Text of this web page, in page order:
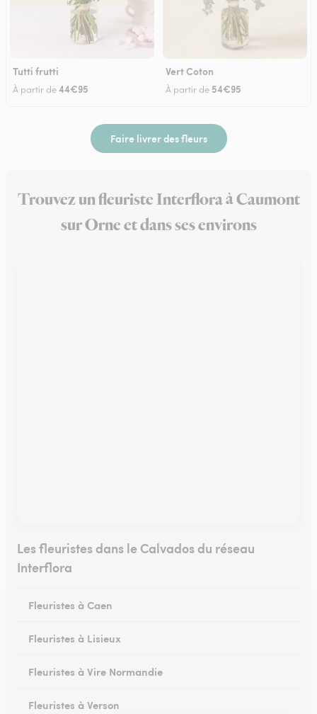
Tutti frutti
À partir de44€95
Vert Coton
À partir de 54€95
Faire livrer des fleurs
Trouvez un fleuriste Interflora à Caumont
sur Orne et dans ses environs
Les fleuristes dans le Calvados du réseau
Interflora
Fleuristes à Caen
Fleuristes à Lisieux
Fleuristes à Vire Normandie
Fleuristes à Verson